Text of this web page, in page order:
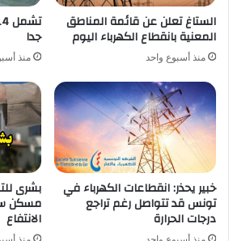
الستاغ تعلن عن قائمة المناطق
المعنية بانقطاع الكهرباء اليوم
منذ أسبوع واحد
جدا
منذ
خبير يحذر: انقطاعات الكهرباء في
تونس قد تتواصل رغم تراجع
درجات الحرارة
مسكن
الانتفاع